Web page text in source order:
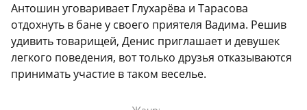
Антошин уговаривает Глухарёва и Тарасова
отдохнуть в бане у своего приятеля Вадима. Решив
удивить товарищей, Денис приглашает и девушек
легкого поведения, вот только друзья отказываются
принимать участие в таком веселье.